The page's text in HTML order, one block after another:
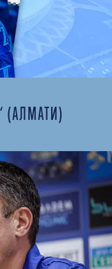
(АЛМАТИ)